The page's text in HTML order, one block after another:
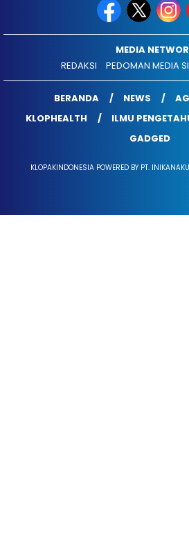
MEDIA
REDAKSI
PEDOMAN MEDIA
BERANDA NEWS
KLOPHEALTH
ILMU
GADGED
KLOPAKINDONESIA POWERED BY PT.